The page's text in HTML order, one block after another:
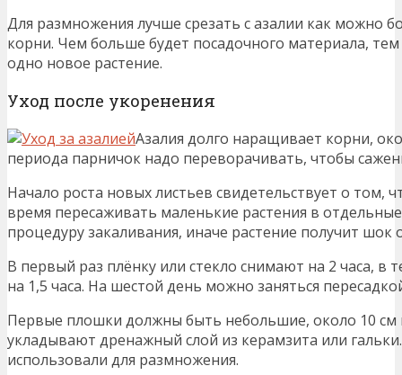
Для размножения лучше срезать с азалии как можно
корни. Чем больше будет посадочного материала,
одно новое растение.
Уход после укоренения
Азалия долго наращивает корни,
периода парничок надо переворачивать, чтобы
Начало роста новых листьев свидетельствует о том,
время пересаживать маленькие растения в
процедуру закаливания, иначе растение получит шок
В первый раз плёнку или стекло снимают на 2 часа, в
на 1,5 часа. На шестой день можно заняться
Первые плошки должны быть небольшие, около 10 см
укладывают дренажный слой из керамзита или
использовали для размножения.